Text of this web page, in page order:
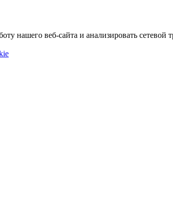
нашего веб-сайта и анализировать сетевой